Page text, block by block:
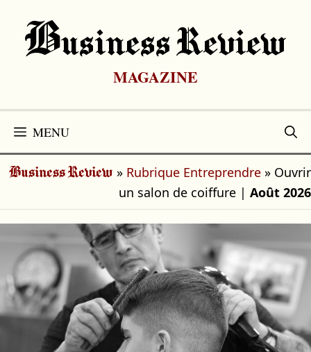
contenu
BUsiness Review
MAGAZINE
MENU
Business Review » Rubrique Entreprendre » Ouvrir
un salon de coiffure | Août 2026